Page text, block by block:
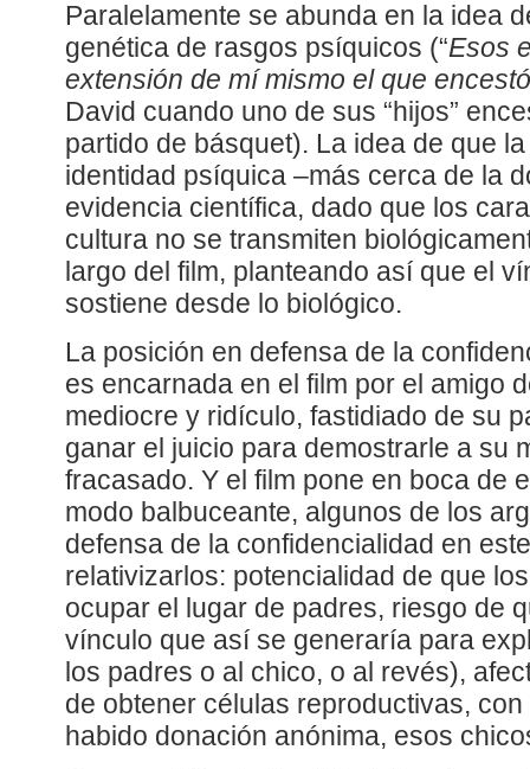
Paralelamente se abunda en la idea
genética de rasgos psíquicos (“Esos
extensión de mí mismo el que
David cuando uno de sus “hijos”
partido de básquet). La idea de que
identidad psíquica –más cerca de la
evidencia científica, dado que los
cultura no se transmiten
largo del film, planteando así que el
sostiene desde lo biológico.
La posición en defensa de la
es encarnada en el film por el amigo
mediocre y ridículo, fastidiado de su
ganar el juicio para demostrarle a su
fracasado. Y el film pone en boca de
modo balbuceante, algunos de los
defensa de la confidencialidad en
relativizarlos: potencialidad de que
ocupar el lugar de padres, riesgo de
vínculo que así se generaría para
los padres o al chico, o al revés),
de obtener células reproductivas,
habido donación anónima, esos